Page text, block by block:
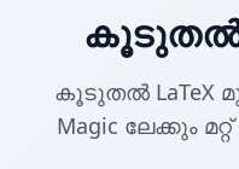
കൂടുതൽ
കൂടുതൽ LaTeX
Magic ലേക്കും